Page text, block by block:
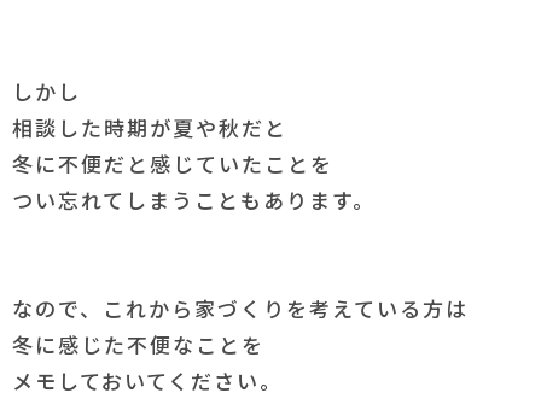
しかし
相談した時期が夏や秋だと
冬に不便だと感じていたことを
つい忘れてしまうこともあります。
なので、これから家づくりを考えている方は
冬に感じた不便なことを
メモしておいてください。